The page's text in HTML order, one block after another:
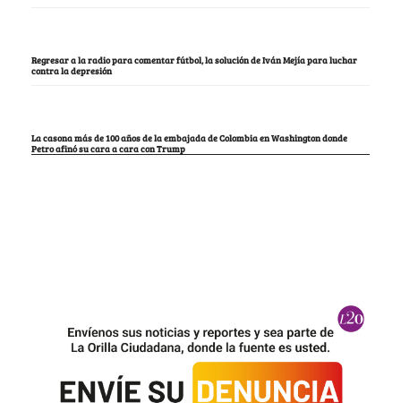
Regresar a la radio para comentar fútbol, la solución de Iván Mejía para luchar
contra la depresión
La casona más de 100 años de la embajada de Colombia en Washington donde
Petro afinó su cara a cara con Trump